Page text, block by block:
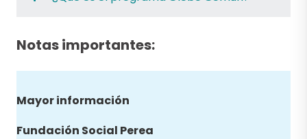
Notas importantes:
Mayor información
Fundación Social Perea